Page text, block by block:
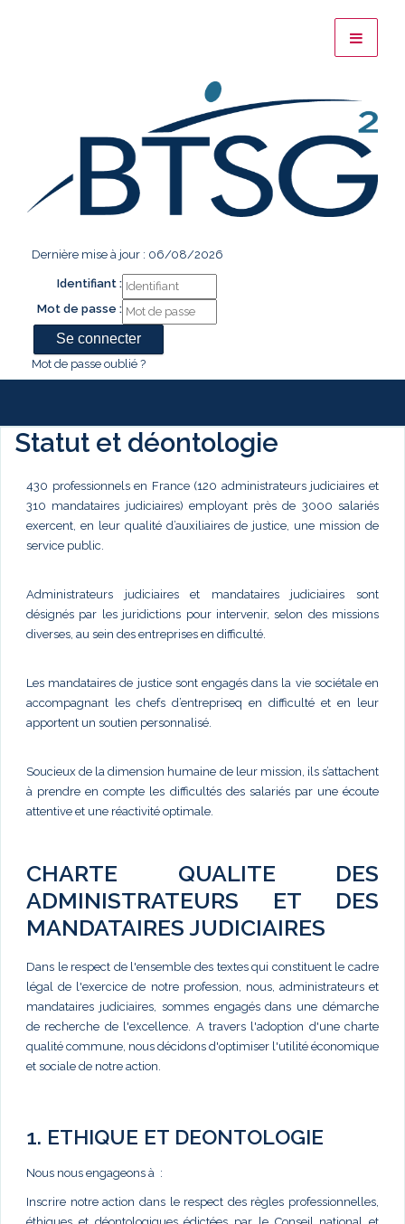
Dernière mise à jour : 06/08/2026
Identifiant :
Mot de passe :
Mot de passe oublié ?
Statut et déontologie
430 professionnels en France (120 administrateurs judiciaires et
310 mandataires judiciaires) employant près de 3000 salariés
exercent, en leur qualité d’auxiliaires de justice, une mission de
service public.
Administrateurs judiciaires et mandataires judiciaires sont
désignés par les juridictions pour intervenir, selon des missions
diverses, au sein des entreprises en difficulté.
Les mandataires de justice sont engagés dans la vie sociétale en
accompagnant les chefs d’entrepriseq en difficulté et en leur
apportent un soutien personnalisé.
Soucieux de la dimension humaine de leur mission, ils s’attachent
à prendre en compte les difficultés des salariés par une écoute
attentive et une réactivité optimale.
CHARTE QUALITE DES
ADMINISTRATEURS ET DES
MANDATAIRES JUDICIAIRES
Dans le respect de l'ensemble des textes qui constituent le cadre
légal de l'exercice de notre profession, nous, administrateurs et
mandataires judiciaires, sommes engagés dans une démarche
de recherche de l'excellence. A travers l'adoption d'une charte
qualité commune, nous décidons d'optimiser l'utilité économique
et sociale de notre action.
1. ETHIQUE ET DEONTOLOGIE
Nous nous engageons à :
Inscrire notre action dans le respect des règles professionnelles,